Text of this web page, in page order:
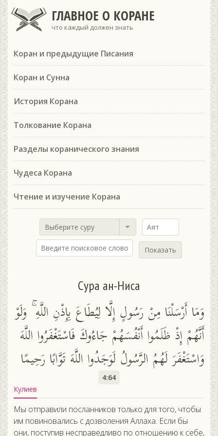
ГЛАВНОЕ О КОРАНЕ
что каждый должен знать
Коран и предыдущие Писания
Коран и Сунна
История Корана
Толкование Корана
Разделы коранического знания
Чудеса Корана
Чтение и изучение Корана
Выберите суру
Показать
Сура ан-Ниса
وَمَا أَرْسَلْنَا مِنْ رَسُولٍ إِلَّا لِيُطَاعَ بِإِذْنِ اللَّهِ ۚ وَلَوْ
أَنَّهُمْ إِذْ ظَلَمُوا أَنْفُسَهُمْ جَاءُوكَ فَاسْتَغْفَرُوا اللَّهَ
وَاسْتَغْفَرَ لَهُمُ الرَّسُولُ لَوَجَدُوا اللَّهَ تَوَّابًا رَحِيمًا
4:64
Кулиев
Мы отправили посланников только для того, чтобы
им повиновались с дозволения Аллаха. Если бы
они, поступив несправедливо по отношению к себе,